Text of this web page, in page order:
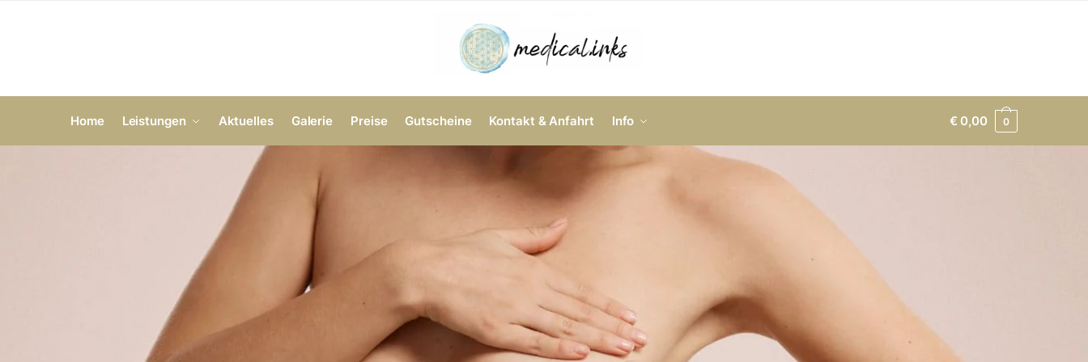
Home Leistungen Aktuelles Galerie Preise Gutscheine Kontakt & Anfahrt Info € 0,00 0
Areola – Brustpigmentierung